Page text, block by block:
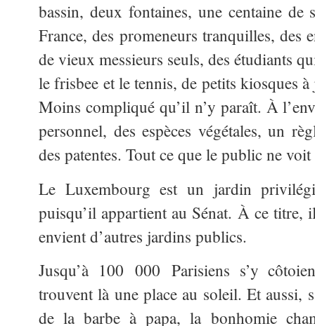
bassin, deux fontaines, une centaine de
France, des promeneurs tranquilles, des
de vieux messieurs seuls, des étudiants
le frisbee et le tennis, de petits kiosques
Moins compliqué qu’il n’y paraît. À
personnel, des espèces végétales, un
des patentes. Tout ce que le public ne voit
Le Luxembourg est un jardin
puisqu’il appartient au Sénat. À ce titre,
envient d’autres jardins publics.
Jusqu’à 100 000 Parisiens s’y
trouvent là une place au soleil. Et aussi,
de la barbe à papa, la bonhomie